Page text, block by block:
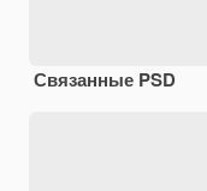
Связанные PSD